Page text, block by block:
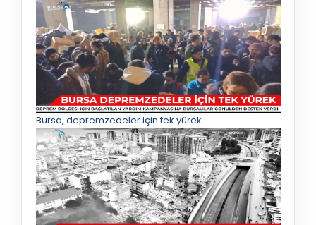
Bursa, depremzedeler için tek yürek